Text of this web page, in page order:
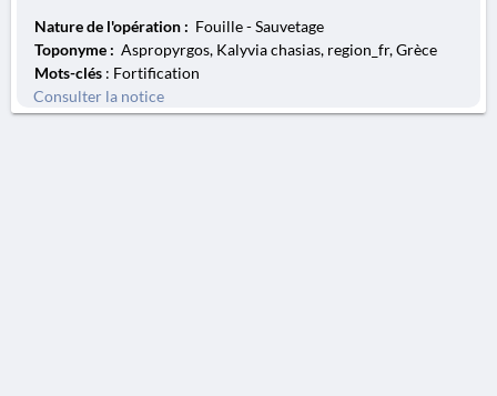
Nature de l'opération : Fouille - Sauvetage
Toponyme : Aspropyrgos, Kalyvia chasias, region_fr, Grèce
Mots-clés : Fortification
Consulter la notice